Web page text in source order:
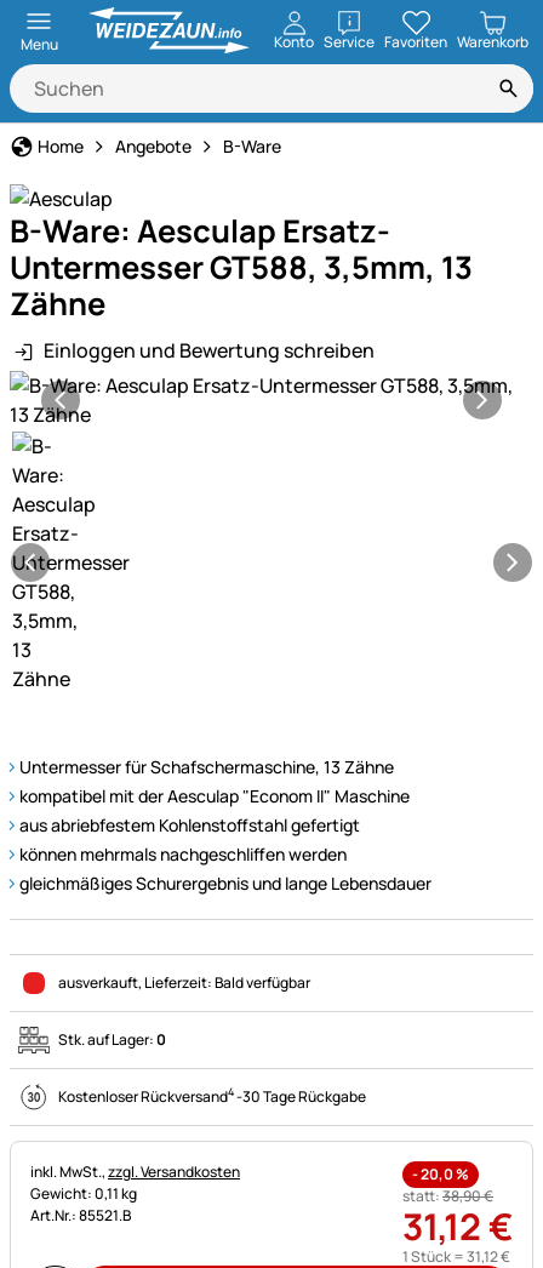
Menu Konto ServiceöffnenFavoriten Warenkorb
Home Angebote B-Ware
B-Ware: Aesculap Ersatz-
Untermesser GT588, 3,5mm, 13
Zähne
Einloggen und Bewertung schreiben
Produktgalerie
Untermesser für Schafschermaschine, 13 Zähne
kompatibel mit der Aesculap "Econom II" Maschine
aus abriebfestem Kohlenstoffstahl gefertigt
können mehrmals nachgeschliffen werden
gleichmäßiges Schurergebnis und lange Lebensdauer
ausverkauft, Lieferzeit:Bald verfügbar
Stk. auf Lager:0
Kostenloser Rückversand4-30 Tage Rückgabe
Steuerhinweis:
inkl. MwSt.,zzgl. Versandkosten
Gewicht: 0,11 kg
Art.Nr.: 85521.B
-20,0%
statt:38,90€
31,12€
1 Stück =31,12€